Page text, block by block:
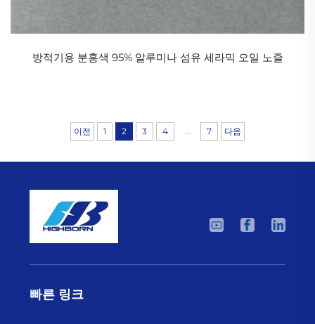
방적기용 분홍색 95% 알루미나 섬유 세라믹 오일 노즐
이전 1 2 3 4 7 다음
빠른 링크